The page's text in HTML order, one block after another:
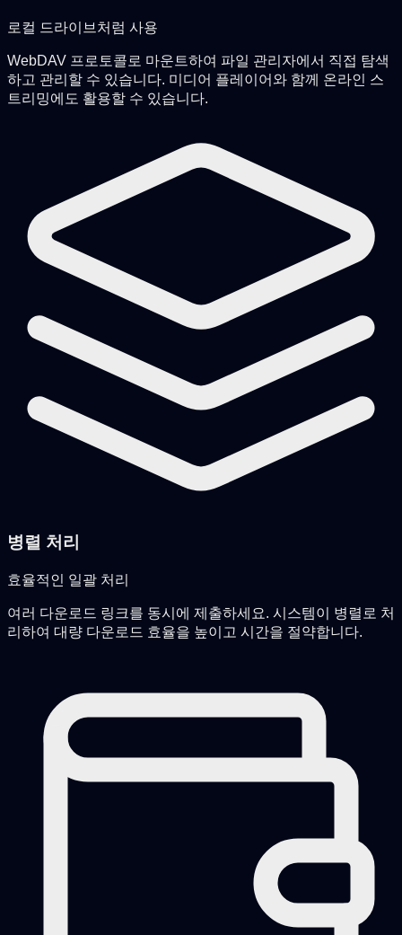
로컬 드라이브처럼 사용
WebDAV 프로토콜로 마운트하여 파일 관리자에서 직접 탐색
하고 관리할 수 있습니다. 미디어 플레이어와 함께 온라인 스
트리밍에도 활용할 수 있습니다.
병렬 처리
효율적인 일괄 처리
여러 다운로드 링크를 동시에 제출하세요. 시스템이 병렬로 처
리하여 대량 다운로드 효율을 높이고 시간을 절약합니다.